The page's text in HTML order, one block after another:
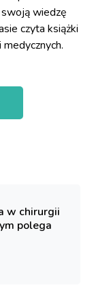
wiedzę
czyta książki
w chirurgii
polega